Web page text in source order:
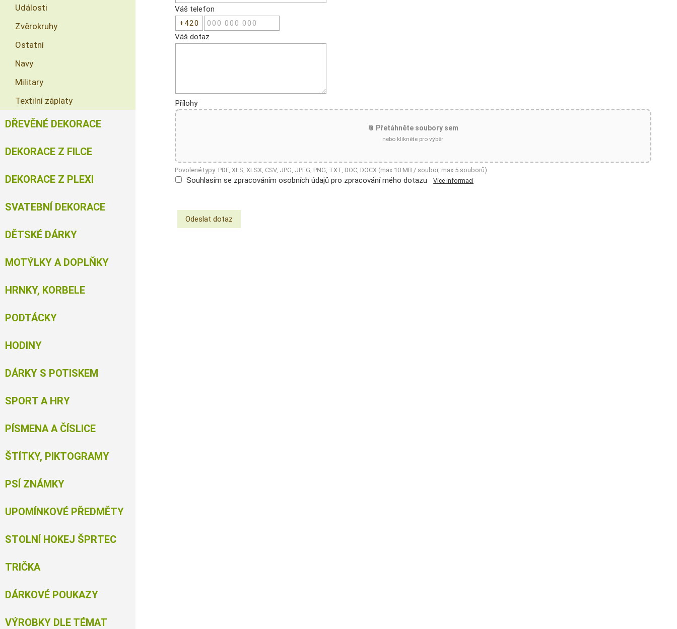
Váš telefon
Váš dotaz
Přílohy
📎 Přetáhněte soubory sem
nebo klikněte pro výběr
Povolené typy: PDF, XLS, XLSX, CSV, JPG, JPEG, PNG, TXT, DOC, DOCX (max 10 MB / soubor, max 5 souborů)
Souhlasím se zpracováním osobních údajů pro zpracování mého dotazu Více informací
Události
Zvěrokruhy
Ostatní
Navy
Military
Textilní záplaty
DŘEVĚNÉ DEKORACE
DEKORACE Z FILCE
DEKORACE Z PLEXI
SVATEBNÍ DEKORACE
DĚTSKÉ DÁRKY
MOTÝLKY A DOPLŇKY
HRNKY, KORBELE
PODTÁCKY
HODINY
DÁRKY S POTISKEM
SPORT A HRY
PÍSMENA A ČÍSLICE
ŠTÍTKY, PIKTOGRAMY
PSÍ ZNÁMKY
UPOMÍNKOVÉ PŘEDMĚTY
STOLNÍ HOKEJ ŠPRTEC
TRIČKA
DÁRKOVÉ POUKAZY
VÝROBKY DLE TÉMAT